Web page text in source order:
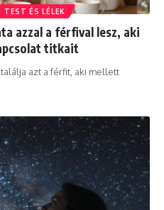
TEST ÉS LÉLEK
azzal a férfival lesz, aki
titkait
azt a férfit, aki mellett